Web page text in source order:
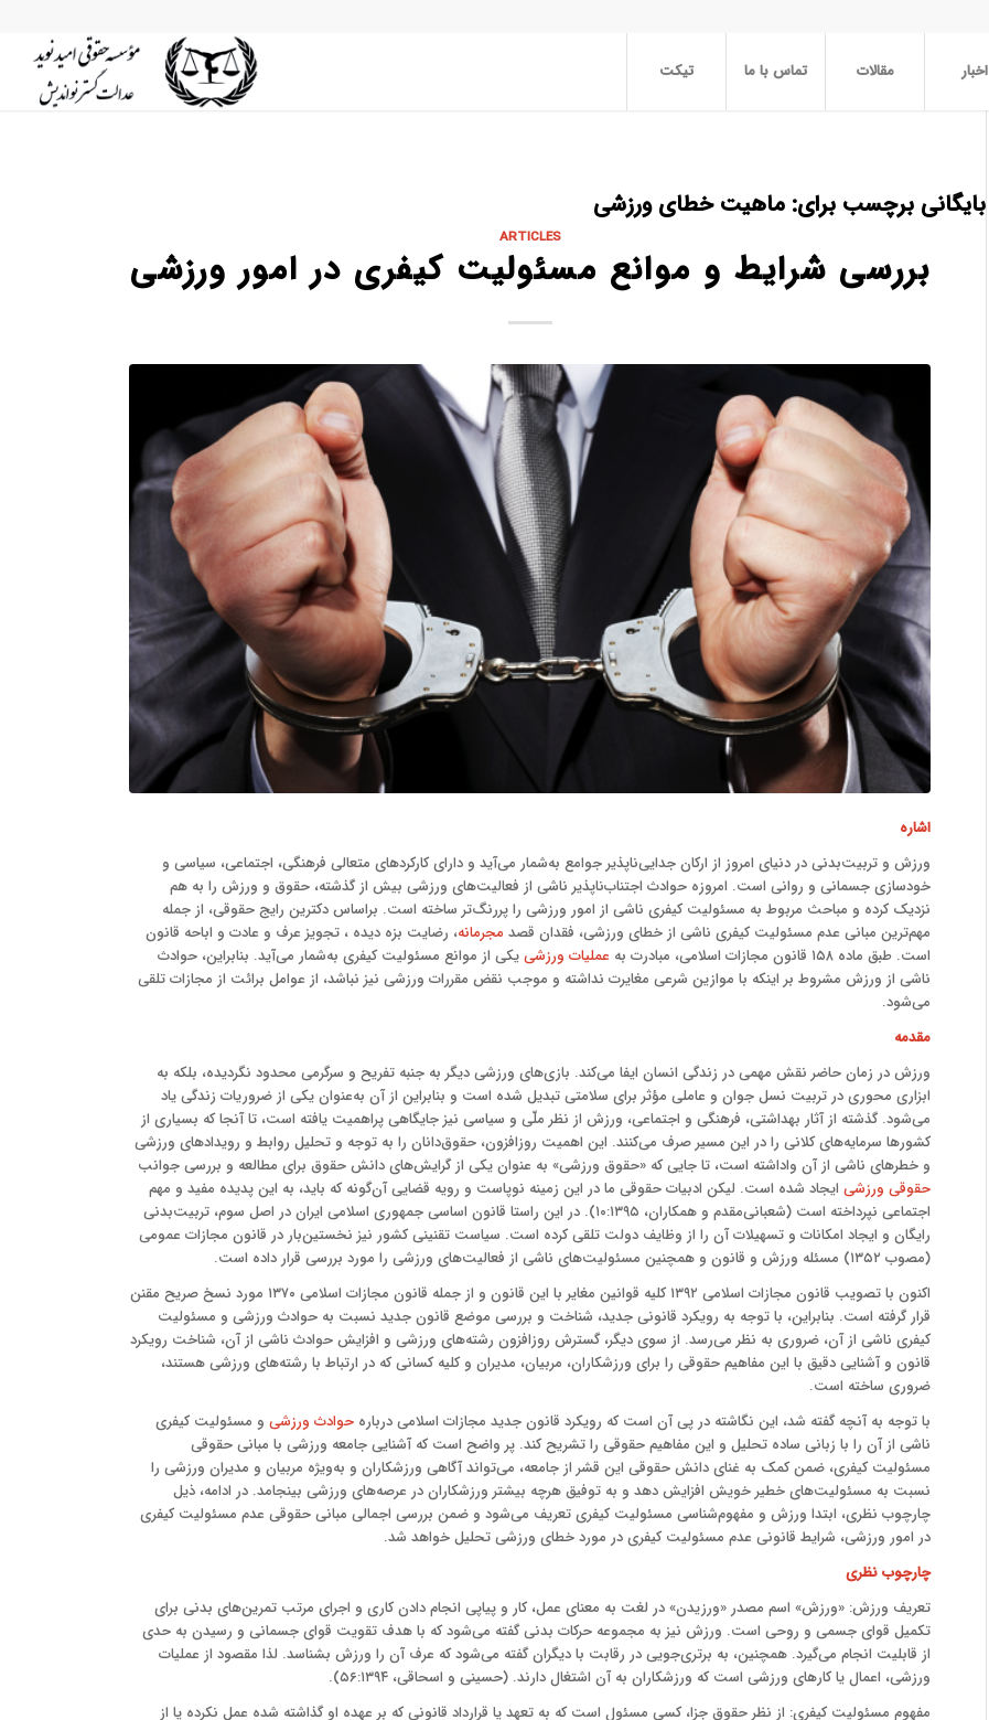
اخبار مقالات تماس با ما تیکت
بایگانی برچسب برای:ماهیت خطای ورزشی
ARTICLES
بررسی شرایط و موانع مسئولیت کیفری در امور ورزشی
اشاره
ورزش و تربیت‌بدنی در دنیای امروز از ارکان جدایی‌ناپذیر جوامع به‌شمار می‌آید و دارای کارکردهای متعالی فرهنگی، اجتماعی، سیاسی و
خودسازی جسمانی و روانی است. امروزه حوادث اجتناب‌ناپذیر ناشی از فعالیت‌های ورزشی بیش از گذشته، حقوق و ورزش را به هم
نزدیک کرده و مباحث مربوط به مسئولیت کیفری ناشی از امور ورزشی را پررنگ‌تر ساخته است. براساس دکترین رایج حقوقی، از جمله
مهم‌ترین مبانی عدم مسئولیت کیفری ناشی از خطای ورزشی، فقدان قصد مجرمانه، رضایت بزه دیده ، تجویز عرف و عادت و اباحه قانون
است. طبق ماده ۱۵۸ قانون مجازات اسلامی، مبادرت به
عملیات ورزشییکی از موانع مسئولیت کیفری به‌شمار می‌آید. بنابراین، حوادث
ناشی از ورزش مشروط بر اینکه با موازین شرعی مغایرت نداشته و موجب نقض مقررات ورزشی نیز نباشد، از عوامل برائت از مجازات تلقی
می‌شود.
مقدمه
ورزش در زمان حاضر نقش مهمی در زندگی انسان ایفا می‌کند. بازی‌های ورزشی دیگر به جنبه تفریح و سرگرمی محدود نگردیده، بلکه به
ابزاری محوری در تربیت نسل جوان و عاملی مؤثر برای سلامتی تبدیل شده است و بنابراین از آن به‌عنوان یکی از ضروریات زندگی یاد
می‌شود. گذشته از آثار بهداشتی، فرهنگی و اجتماعی، ورزش از نظر ملّی و سیاسی نیز جایگاهی پراهمیت یافته است، تا آنجا که بسیاری از
کشورها سرمایه‌های کلانی را در این مسیر صرف می‌کنند. این اهمیت روزافزون، حقوق‌دانان را به توجه و تحلیل روابط و رویداد‌های ورزشی
و خطرهای ناشی از آن واداشته است، تا جایی که «حقوق ورزشی» به عنوان یکی از گرایش‌های دانش حقوق برای مطالعه و بررسی جوانب
حقوقی ورزشی ایجاد شده است. لیکن ادبیات حقوقی ما در این زمینه نوپاست و رویه قضایی آن‌گونه که باید، به این پدیده مفید و مهم
اجتماعی نپرداخته است (شعبانی‌مقدم و همکاران، ۱۰:۱۳۹۵). در این راستا قانون اساسی جمهوری اسلامی ایران در اصل سوم، تربیت‌بدنی
رایگان و ایجاد امکانات و تسهیلات آن را از وظایف دولت تلقی کرده است. سیاست تقنینی کشور نیز نخستین‌بار در قانون مجازات عمومی
(مصوب ۱۳۵۲) مسئله ورزش و قانون و همچنین مسئولیت‌های ناشی از فعالیت‌های ورزشی را مورد بررسی قرار داده است.
اکنون با تصویب قانون مجازات اسلامی ۱۳۹۲ کلیه قوانین مغایر با این قانون و از جمله قانون مجازات اسلامی ۱۳۷۰ مورد نسخ صریح مقنن
قرار گرفته است. بنابراین، با توجه به رویکرد قانونی جدید، شناخت و بررسی موضع قانون جدید نسبت به حوادث ورزشی و مسئولیت
کیفری ناشی از آن، ضروری به نظر می‌رسد. از سوی دیگر، گسترش روزافزون رشته‌های ورزشی و افزایش حوادث ناشی از آن، شناخت رویکرد
قانون و آشنایی دقیق با این مفاهیم حقوقی را برای ورزشکاران، مربیان، مدیران و کلیه کسانی که در ارتباط با رشته‌های ورزشی هستند،
ضروری ساخته است.
با توجه به آنچه گفته شد، این نگاشته در پی آن است که رویکرد قانون جدید مجازات اسلامی دربارهحوادث ورزشی و مسئولیت کیفری
ناشی از آن را با زبانی ساده تحلیل و این مفاهیم حقوقی را تشریح کند. پر واضح است که آشنایی جامعه ورزشی با مبانی حقوقی
مسئولیت کیفری، ضمن کمک به غنای دانش حقوقی این قشر از جامعه، می‌تواند آگاهی ورزشکاران و به‌ویژه مربیان و مدیران ورزشی را
نسبت به مسئولیت‌های خطیر خویش افزایش دهد و به توفیق هرچه بیشتر ورزشکاران در عرصه‌های ورزشی بینجامد. در ادامه، ذیل
چارچوب نظری، ابتدا ورزش و مفهوم‌شناسی مسئولیت کیفری تعریف می‌شود و ضمن بررسی اجمالی مبانی حقوقی عدم مسئولیت کیفری
در امور ورزشی، شرایط قانونی عدم مسئولیت کیفری در مورد خطای ورزشی تحلیل خواهد شد.
چارچوب نظری
تعریف ورزش: «ورزش» اسم مصدر «ورزیدن» در لغت به معنای عمل، کار و پیاپی انجام دادن کاری و اجرای مرتب تمرین‌های بدنی برای
تکمیل قوای جسمی و روحی است. ورزش نیز به مجموعه حرکات بدنی گفته می‌شود که با هدف تقویت قوای جسمانی و رسیدن به حدی
از قابلیت انجام می‌گیرد. همچنین، به برتری‌جویی در رقابت با دیگران گفته می‌شود که عرف آن را ورزش بشناسد. لذا مقصود از عملیات
ورزشی، اعمال یا کارهای ورزشی است که ورزشکاران به آن اشتغال دارند. (حسینی و اسحاقی، ۵۶:۱۳۹۴).
مفهوم مسئولیت کیفری: از نظر حقوق جزا، کسی مسئول است که به تعهد یا قرارداد قانونی که بر عهده او گذاشته شده عمل نکرده یا از